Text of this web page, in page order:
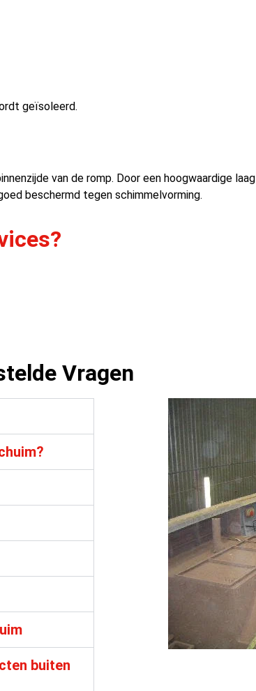
geïsoleerd.
van de romp. Door een hoogwaardige laag
beschermd tegen schimmelvorming.
Vragen
buiten